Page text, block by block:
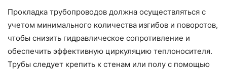
Прокладка трубопроводов должна осуществляться с
учетом минимального количества изгибов и поворотов,
чтобы снизить гидравлическое сопротивление и
обеспечить эффективную циркуляцию теплоносителя.
Трубы следует крепить к стенам или полу с помощью